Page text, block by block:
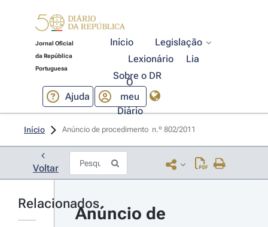
Jornal Oficial
da República
Portuguesa
Início
Legislação
Lexionário
Lia
Sobre o DR
Ajuda
O
meu
Diário
Início Anúncio de procedimento  n.º 802/2011
Voltar
Relacionados
Anúncio de